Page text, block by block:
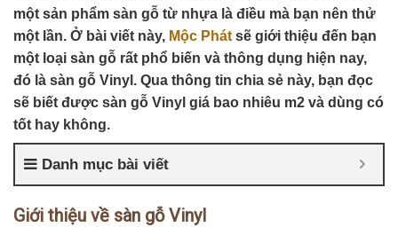
một sản phẩm sàn gỗ từ nhựa là điều mà bạn nên thử
một lần. Ở bài viết này, Mộc Phát sẽ giới thiệu đến bạn
một loại sàn gỗ rất phổ biến và thông dụng hiện nay,
đó là sàn gỗ Vinyl. Qua thông tin chia sẻ này, bạn đọc
sẽ biết được sàn gỗ Vinyl giá bao nhiêu m2 và dùng có
tốt hay không.
Danh mục bài viết
Giới thiệu về sàn gỗ Vinyl